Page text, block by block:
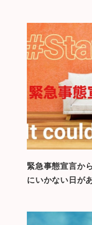
緊急事態宣言か
にいかない日が